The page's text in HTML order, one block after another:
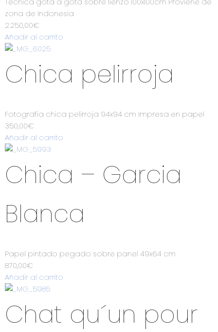
zona de Indonesia
2.250,00€
Añadir al carrito
Chica pelirroja
Fotografia chica pelirroja 94x94 cm Impresa en papel
350,00€
Añadir al carrito
Chica – Garcia
Blanca
Papel pintado pegado sobre panel 49x64 cm
870,00€
Añadir al carrito
Chat qu´un pour